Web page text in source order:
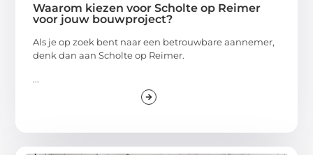
Waarom kiezen voor Scholte op Reimer
voor jouw bouwproject?
Als je op zoek bent naar een betrouwbare aannemer,
denk dan aan Scholte op Reimer.
...